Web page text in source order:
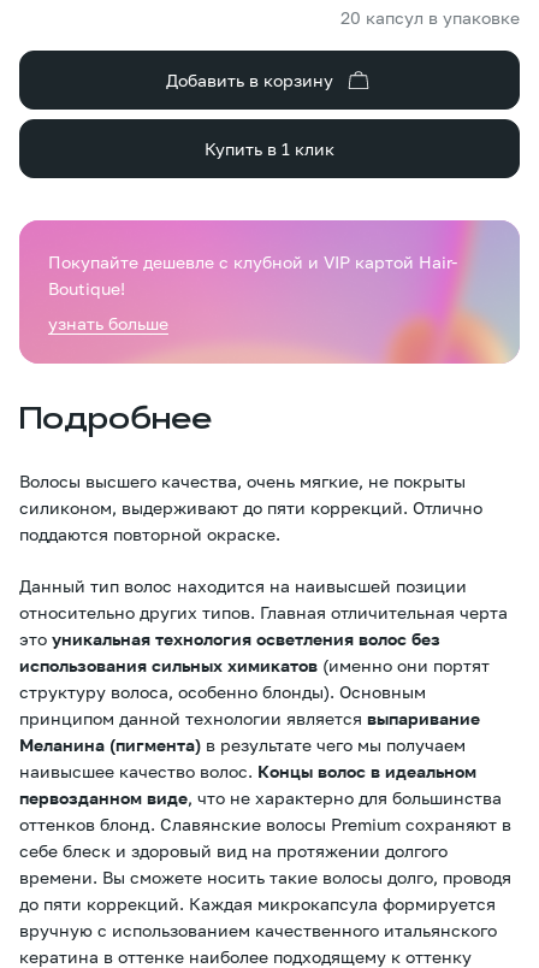
20 капсул в упаковке
Добавить в корзину
Купить в 1 клик
Подробнее
Волосы высшего качества, очень мягкие, не покрыты
силиконом, выдерживают до пяти коррекций. Отлично
поддаются повторной окраске.
Данный тип волос находится на наивысшей позиции
относительно других типов. Главная отличительная черта
это уникальная технология осветления волос без
использования сильных химикатов (именно они портят
структуру волоса, особенно блонды). Основным
принципом данной технологии является выпаривание
Меланина (пигмента) в результате чего мы получаем
наивысшее качество волос. Концы волос в идеальном
первозданном виде, что не характерно для большинства
оттенков блонд. Славянские волосы Premium сохраняют в
себе блеск и здоровый вид на протяжении долгого
времени. Вы сможете носить такие волосы долго, проводя
до пяти коррекций. Каждая микрокапсула формируется
вручную с использованием качественного итальянского
кератина в оттенке наиболее подходящему к оттенку
Покупайте дешевле с клубной и VIP картой Hair-
Boutique!
узнать больше